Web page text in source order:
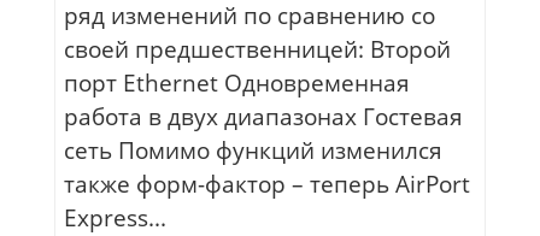
ряд изменений по сравнению со
своей предшественницей: Второй
порт Ethernet Одновременная
работа в двух диапазонах Гостевая
сеть Помимо функций изменился
также форм-фактор – теперь AirPort
Express...